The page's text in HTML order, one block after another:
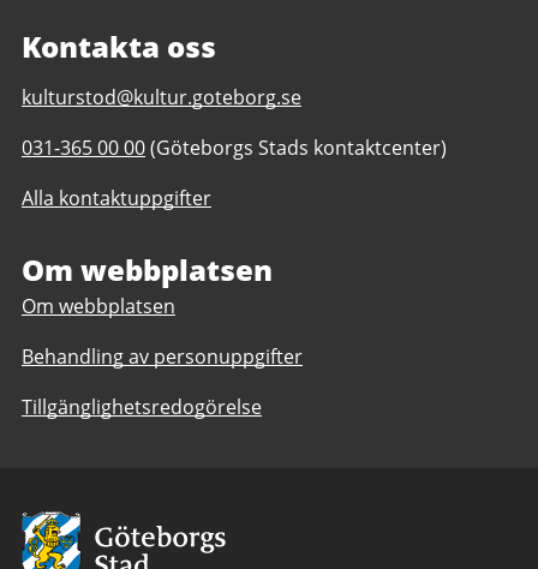
Kontakta oss
E-
till
Kulturstöd
kulturstod@kultur.goteborg.se
Telefonnummer
Kulturstöd
031-365 00 00(Göteborgs Stads kontaktcenter)
Alla kontaktuppgifter
Om webbplatsen
Om webbplatsen
Behandling av personuppgifter
Tillgänglighetsredogörelse
Avsändare:
Göteborgs